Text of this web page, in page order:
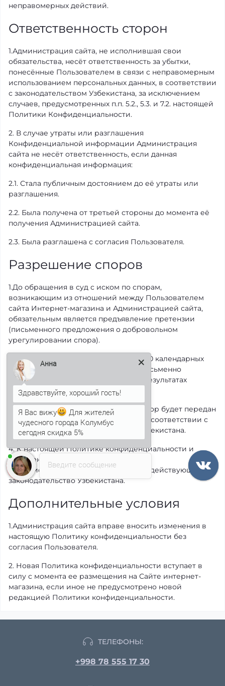
неправомерных действий.
Ответственность сторон
1.Администрация сайта, не исполнившая свои
обязательства, несёт ответственность за убытки,
понесённые Пользователем в связи с неправомерным
использованием персональных данных, в соответствии
с законодательством Узбекистана, за исключением
случаев, предусмотренных п.п. 5.2., 5.3. и 7.2. настоящей
Политики Конфиденциальности.
2. В случае утраты или разглашения
Конфиденциальной информации Администрация
сайта не несёт ответственность, если данная
конфиденциальная информация:
2.1. Стала публичным достоянием до её утраты или
разглашения.
2.2. Была получена от третьей стороны до момента её
получения Администрацией сайта.
2.3. Была разглашена с согласия Пользователя.
Разрешение споров
1.До обращения в суд с иском по спорам,
возникающим из отношений между Пользователем
сайта Интернет-магазина и Администрацией сайта,
обязательным является предъявление претензии
(письменного предложения о добровольном
урегулировании спора).
2. .Получатель претензии в течение 30 календарных
дней со дня получения претензии, письменно
уведомляет заявителя претензии о результатах
рассмотрения претензии.
3. При не достижении соглашения спор будет передан
на рассмотрение в судебный орган в соответствии с
действующим законодательством Узбекистана.
4. К настоящей Политике конфиденциальности и
отношениям между Пользователем и
Администрацией сайта применяется действующее
законодательство Узбекистана.
Дополнительные условия
1.Администрация сайта вправе вносить изменения в
настоящую Политику конфиденциальности без
согласия Пользователя.
2. Новая Политика конфиденциальности вступает в
силу с момента ее размещения на Сайте интернет-
магазина, если иное не предусмотрено новой
редакцией Политики конфиденциальности.
ТЕЛЕФОНЫ:
+998 78 555 17 30
Введите сообщение
Анна
Я Вас вижу
Для жителей
чудесного города Колумбус
сегодня скидка 5%